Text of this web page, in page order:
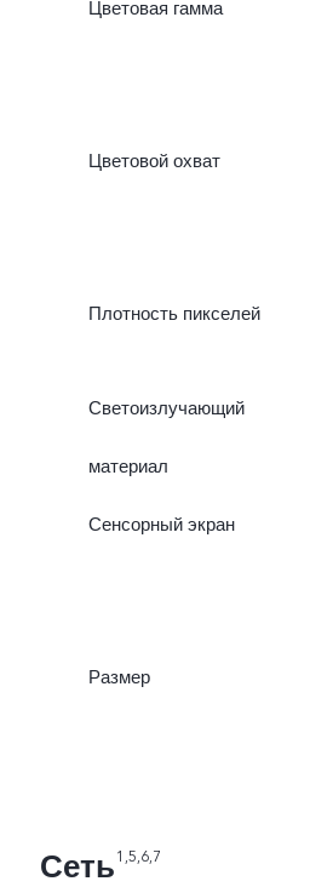
Цветовая гамма
Цветовой охват
Плотность пикселей
Светоизлучающий
материал
Сенсорный экран
Размер
Сеть1,5,6,7